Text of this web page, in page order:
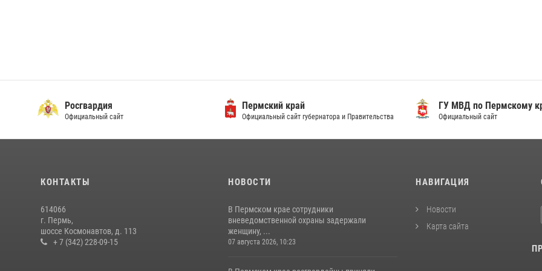
Росгвардия
Официальный сайт
Пермский край
Официальный сайт губернатора и Правительства
ГУ МВД по Пермскому
Официальный сайт
КОНТАКТЫ
614066
г. Пермь,
шоссе Космонавтов, д. 113
+ 7 (342) 228-09-15
НОВОСТИ
В Пермском крае сотрудники
вневедомственной охраны задержали
женщину, ...
07 августа 2026, 10:23
НАВИГАЦИЯ
Новости
Карта сайта